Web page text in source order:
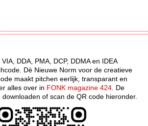
DDA, PMA, DCP, DDMA en IDEA
Dè Nieuwe Norm voor de creatieve
maakt pitchen eerlijk, transparant en
alles over in FONK magazine 424 . De
of scan de QR code hieronder.